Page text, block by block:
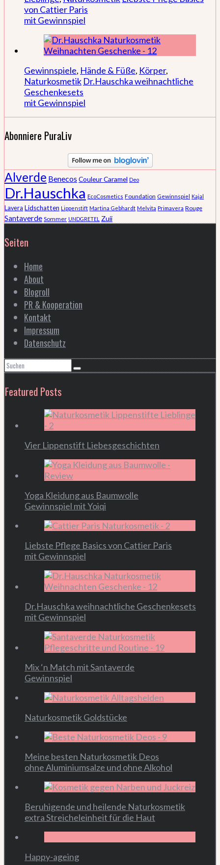
von Cattier Paris
mit Gewinnspiel
Gewinnspiele, Hände & Füße, Körper,
Naturkosmetik Dr.Hauschka weihnachtliche
Geschenkesets
mit Gewinnspiel
Abonniere PuraLiv
Alverde BenecosCouleur Caramel Deo
Dr.Hauschka EcoCosmetics Foundation Gewinnspiel Kajal
Lavera Lidschatten Lippenstift Martina Gebhardt Melvita Primavera Rouge
Santaverde Sommer UNDGRETEL Zuii
Seiten
Home
About
Blogroll
PR & Kooperation
Kontakt
Impressum
Datenschutz
Featured Posts
Vier Lippenstift Liebesgeschichten
Yoga Kleidung aus Baumwolle
Gewinnspiel mit Yoiqi
Liebste Pflege Basics von Cattier Paris
mit Gewinnspiel
Dr.Hauschka weihnachtliche Geschenkesets
mit Gewinnspiel
Mix ‘n Match mit Santaverde
Gewinnspiel
Naturkosmetik Goldstücke
Meine besten Naturkosmetik Deos
ohne Aluminiumsalze und ohne Alkohol
Beruhigende und heilende Naturkosmetik
extra Streicheleinheit für die Haut
Happy-ageing